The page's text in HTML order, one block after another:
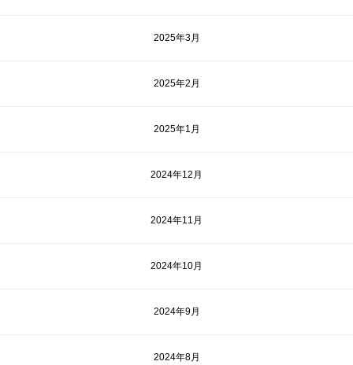
2025年3月
2025年2月
2025年1月
2024年12月
2024年11月
2024年10月
2024年9月
2024年8月